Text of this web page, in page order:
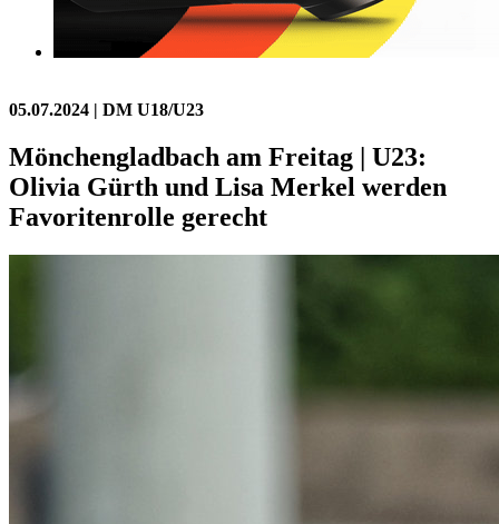
05.07.2024 | DM U18/U23
Mönchengladbach am Freitag | U23:
Olivia Gürth und Lisa Merkel werden
Favoritenrolle gerecht